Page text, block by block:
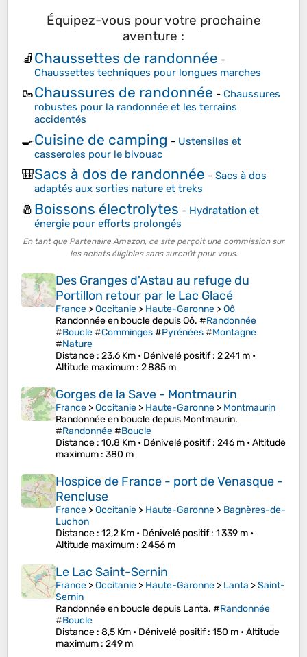
Équipez-vous pour votre prochaine
aventure :
🧦Chaussettes de randonnée -
Chaussettes techniques pour longues marches
🥾Chaussures de randonnée - Chaussures
robustes pour la randonnée et les terrains
accidentés
🍳Cuisine de camping - Ustensiles et
casseroles pour le bivouac
🎒Sacs à dos de randonnée - Sacs à dos
adaptés aux sorties nature et treks
🧂 Boissons électrolytes - Hydratation et
énergie pour efforts prolongés
En tant que Partenaire Amazon, ce site perçoit une commission sur
les achats éligibles sans surcoût pour vous.
Des Granges d'Astau au refuge du
Portillon retour par le Lac Glacé
France >Occitanie > Haute-Garonne >Oô
Randonnée en boucle depuis Oô. #Randonnée
#Boucle#Comminges#Pyrénées#Montagne
#Nature
Distance : 23,6 Km • Dénivelé positif: 2 241 m •
Altitude maximum : 2 885 m
Gorges de la Save - Montmaurin
France >Occitanie > Haute-Garonne > Montmaurin
Randonnée en boucle depuis Montmaurin.
#Randonnée#Boucle
Distance : 10,8 Km • Dénivelé positif: 246 m •Altitude
maximum : 380 m
Hospice de France - port de Venasque -
Rencluse
France >Occitanie > Haute-Garonne > Bagnères-de-
Luchon
Distance : 12,2 Km • Dénivelé positif: 1 339 m •
Altitude maximum : 2 456 m
Le Lac Saint-Sernin
France >Occitanie > Haute-Garonne > Lanta >Saint-
Sernin
Randonnée en boucle depuis Lanta. #Randonnée
#Boucle
Distance : 8,5 Km • Dénivelé positif: 150 m •Altitude
maximum : 249 m